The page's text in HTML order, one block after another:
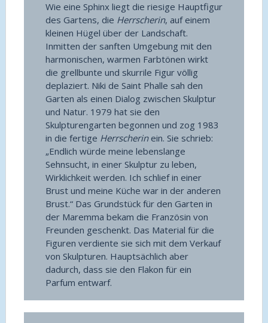
Wie eine Sphinx liegt die riesige Hauptfigur
des Gartens, die Herrscherin, auf einem
kleinen Hügel über der Landschaft.
Inmitten der sanften Umgebung mit den
harmonischen, warmen Farbtönen wirkt
die grellbunte und skurrile Figur völlig
deplaziert. Niki de Saint Phalle sah den
Garten als einen Dialog zwischen Skulptur
und Natur. 1979 hat sie den
Skulpturengarten begonnen und zog 1983
in die fertige Herrscherinein. Sie schrieb:
„Endlich würde meine lebenslange
Sehnsucht, in einer Skulptur zu leben,
Wirklichkeit werden. Ich schlief in einer
Brust und meine Küche war in der anderen
Brust.“ Das Grundstück für den Garten in
der Maremma bekam die Französin von
Freunden geschenkt. Das Material für die
Figuren verdiente sie sich mit dem Verkauf
von Skulpturen. Hauptsächlich aber
dadurch, dass sie den Flakon für ein
Parfum entwarf.